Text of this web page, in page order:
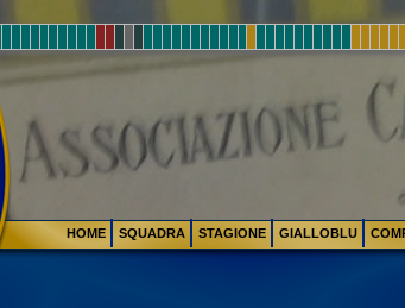
HOME SQUADRA STAGIONE GIALLOBLU